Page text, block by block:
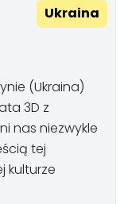
Ukraina
(Ukraina)
3D z
nas niezwykle
tej
kulturze